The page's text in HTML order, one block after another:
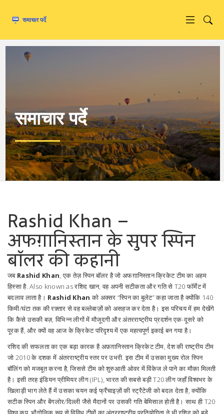
समाचार पर्दे
Rashid Khan –
अफग़ानिस्तान के सुपर स्पिन
बॉलर की कहानी
जब Rashid Khan,एक तेज़ स्पिन बॉलर है जो अफग़ानिस्तान क्रिकेट टीम का अहम
हिस्सा है. Also known asरशिद खान, वह अपनी सटीकता और गति से T20 फॉर्मेट में
बदलाव लाता है। Rashid Khan को अक्सर “स्पिन का बुलेट” कहा जाता है क्योंकि 140
किमी/घंटा तक की रफ़्तार से वह बल्लेबाज़ों को असहज कर देता है। इस परिचय में हम देखेंगे
कि कैसे उसकी बज़, विभिन्न लीगों में मौजूदगी और अंतरराष्ट्रीय प्रदर्शन एक-दूसरे को
पूरक हैं, और क्यों वह आज के क्रिकेट परिदृश्य में एक महत्वपूर्ण इकाई बन गया है।
रशिद की सफलता का एक बड़ा कारक हैअफ़ग़ानिस्तान क्रिकेट टीम,देश की राष्ट्रीय टीम
जो 2010 के दशक में अंतरराष्ट्रीय स्तर पर उभरी. इस टीम में उसका मुख्य रोल स्पिन
बॉलिंग को मजबूत करना है, जिससे टीम को शुरुआती ओवर में विंकेज ले पाने का मौका मिलती
है। इसी तरहइंडियन प्रीमियर लीग (IPL),भारत की सबसे बड़ी T20 लीग जहाँ विश्वभर के
खिलाड़ी भाग लेते हैंमें उसका चयन कई फ्रैंचाइज़ों की स्ट्रैटेजी को बदल देता है, क्योंकि
सटीक स्पिन और बेंगलोर/दिल्ली जैसे मैदानों पर उसकी गति बेमिसाल होती है। साथ ही T20